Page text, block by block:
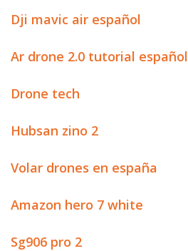
Dji mavic air español
Ar drone 2.0 tutorial español
Drone tech
Hubsan zino 2
Volar drones en españa
Amazon hero 7 white
Sg906 pro 2